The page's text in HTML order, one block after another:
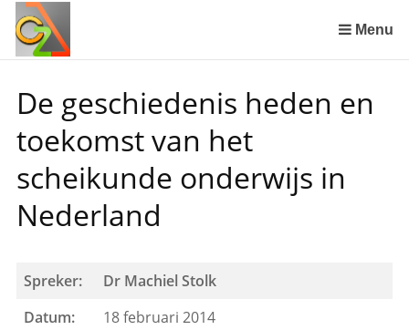
links
over
naar
de
inhoud
Spring
naar
het
menu
Menu
De geschiedenis heden en
toekomst van het
scheikunde onderwijs in
Nederland
Spreker:
Dr Machiel Stolk
Datum:
18 februari 2014